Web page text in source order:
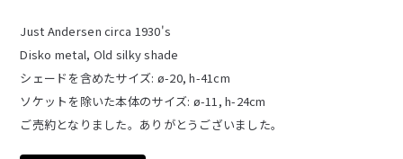
Just Andersen circa 1930's
Disko metal, Old silky shade
シェードを含めたサイズ: ø-20, h-41cm
ソケットを除いた本体のサイズ: ø-11, h-24cm
ご売約となりました。ありがとうございました。